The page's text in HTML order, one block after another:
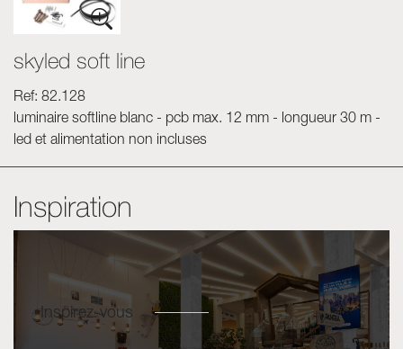
skyled soft line
Ref: 82.128
luminaire softline blanc - pcb max. 12 mm - longueur 30 m -
led et alimentation non incluses
Inspiration
Inspirez-vous